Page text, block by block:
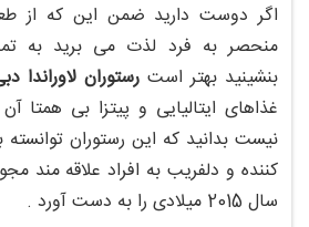
اگر دوست دارید ضمن این که از
منحصر به فرد لذت می برید به
بنشینید بهتر است رستوران لاوراندا
غذاهای ایتالیایی و پیتزا بی همتا
نیست بدانید که این رستوران
کننده و دلفریب به افراد علاقه مند
سال 2015 میلادی را به دست آورد .